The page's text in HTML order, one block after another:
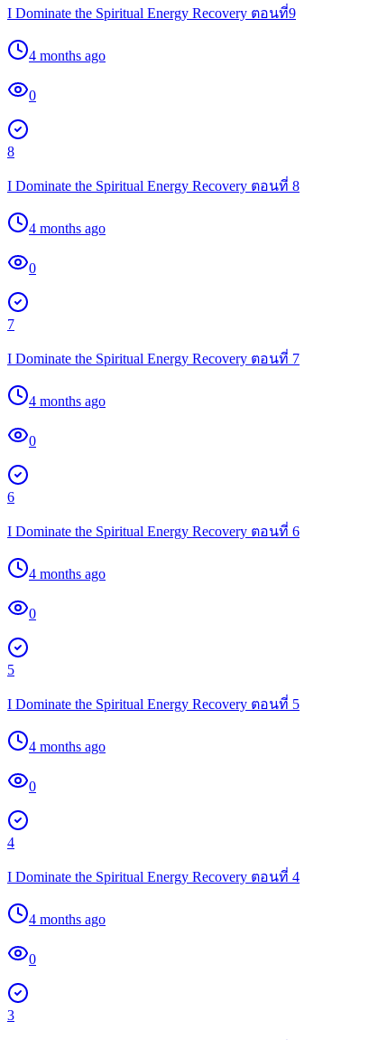
I Dominate the Spiritual Energy Recovery ตอนที่9
4 months ago
0
8
I Dominate the Spiritual Energy Recovery ตอนที่ 8
4 months ago
0
7
I Dominate the Spiritual Energy Recovery ตอนที่ 7
4 months ago
0
6
I Dominate the Spiritual Energy Recovery ตอนที่ 6
4 months ago
0
5
I Dominate the Spiritual Energy Recovery ตอนที่ 5
4 months ago
0
4
I Dominate the Spiritual Energy Recovery ตอนที่ 4
4 months ago
0
3